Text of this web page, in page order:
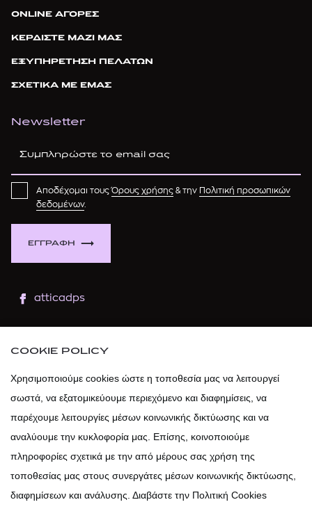
ONLINE ΑΓΟΡΕΣ
ΚΕΡΔΙΣΤΕ ΜΑΖΙ ΜΑΣ
ΕΞΥΠΗΡΕΤΗΣΗ ΠΕΛΑΤΩΝ
ΣΧΕΤΙΚΑ ΜΕ ΕΜΑΣ
Newsletter
ΕΓΓΡΑΦΗ
Αποδέχομαι τουςΌρους χρήσης & την
Πολιτική προσωπικών
δεδομένων.
atticadps
atticadps
COOKIE POLICY
Χρησιμοποιούμε cookies ώστε η τοποθεσία μας να λειτουργεί
σωστά, να εξατομικεύουμε περιεχόμενο και διαφημίσεις, να
παρέχουμε λειτουργίες μέσων κοινωνικής δικτύωσης και να
αναλύουμε την κυκλοφορία μας. Επίσης, κοινοποιούμε
πληροφορίες σχετικά με την από μέρους σας χρήση της
τοποθεσίας μας στους συνεργάτες μέσων κοινωνικής δικτύωσης,
διαφημίσεων και ανάλυσης. Διαβάστε την Πολιτική Cookies